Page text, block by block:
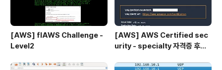
[AWS] flAWS Challenge -
Level2
[AWS] AWS Certified sec
urity - specialty 자격증 후기